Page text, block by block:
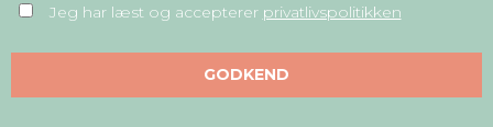
Jeg har læst og accepterer privatlivspolitikken
GODKEND